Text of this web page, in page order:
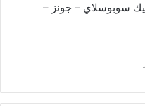
سوبوسلاي – جونز –